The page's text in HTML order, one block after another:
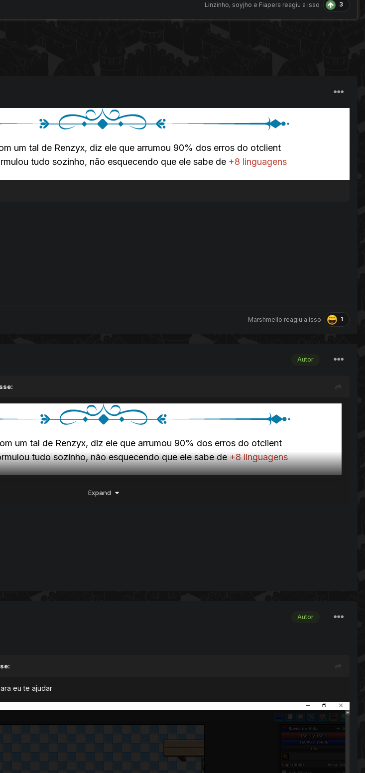
Linzinho, soyjho e Fiapera reagiu a isso 3
um tal de Renzyx, diz ele que arrumou 90% dos erros do otclient
tudo sozinho, não esquecendo que ele sabe de +8 linguagens
Marshmello reagiu a isso 1
Autor
um tal de Renzyx, diz ele que arrumou 90% dos erros do otclient
tudo sozinho, não esquecendo que ele sabe de+8 linguagens
Expand
Autor
eu te ajudar